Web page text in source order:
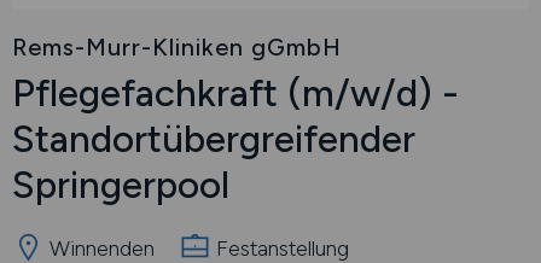
Rems-Murr-Kliniken gGmbH
Pflegefachkraft (m/w/d) -
Standortübergreifender
Springerpool
Winnenden
Festanstellung